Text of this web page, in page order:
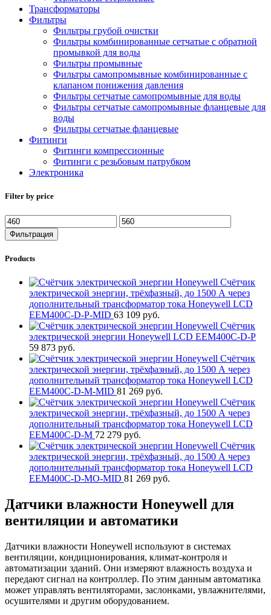
Трансформаторы
Фильтры
Фильтры грубой очистки
Фильтры комбинированные сетчатые с обратной
промывкой для воды
Фильтры промывные
Фильтры самопромывные комбинированные с
клапаном понижения давления
Фильтры сетчатые самопромывные для воды
Фильтры сетчатые самопромывные фланцевые для
воды
Фильтры сетчатые фланцевые
Фитинги
Фитинги компрессионные
Фитинги с резьбовым патрубком
Электроника
Filter by price
Минимальная
цена
Максимальная
цена
Фильтрация
Products
Счётчик
электрической энергии, трёхфазный, до 1500 А через
дополнительный трансформатор тока Honeywell LCD
EEM400C-D-P-MID 63 109 руб.
Счётчик
электрической энергии Honeywell LCD EEM400C-D-P
59 873 руб.
Счётчик
электрической энергии, трёхфазный, до 1500 А через
дополнительный трансформатор тока Honeywell LCD
EEM400C-D-M-MID 81 269 руб.
Счётчик
электрической энергии, трёхфазный, до 1500 А через
дополнительный трансформатор тока Honeywell LCD
EEM400C-D-M 72 279 руб.
Счётчик
электрической энергии, трёхфазный, до 1500 А через
дополнительный трансформатор тока Honeywell LCD
EEM400C-D-MO-MID 81 269 руб.
Датчики влажности Honeywell для
вентиляции и автоматики
Датчики влажности Honeywell используют в системах
вентиляции, кондиционирования, климат-контроля и
автоматизации зданий. Они измеряют влажность воздуха и
передают сигнал на контроллер. По этим данным автоматика
может управлять вентиляторами, заслонками, увлажнителями,
осушителями и другим оборудованием.